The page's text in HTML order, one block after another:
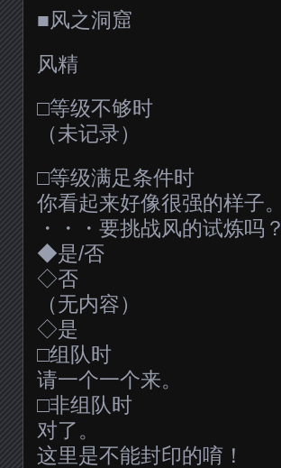
■风之洞窟
风精
□等级不够时
（未记录）
□等级满足条件时
你看起来好像很强的样子。
・・・要挑战风的试炼吗？
◆是/否
◇否
（无内容）
◇是
□组队时
请一个一个来。
□非组队时
对了。
这里是不能封印的唷！